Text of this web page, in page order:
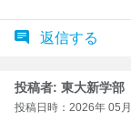
返信する
投稿者: 東大新学部
投稿日時：2026年 05